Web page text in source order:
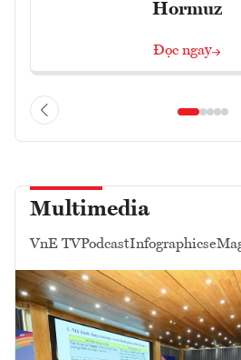
Hormuz
Đọc ngay
Multimedia
VnE TVPodcastInfographics